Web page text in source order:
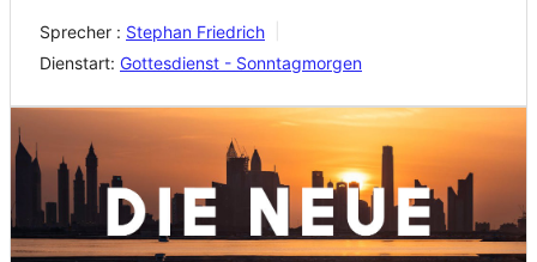
Sprecher : Stephan Friedrich
Dienstart: Gottesdienst - Sonntagmorgen